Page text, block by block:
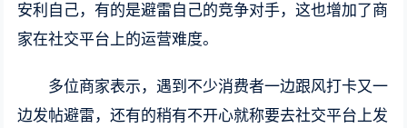
安利自己，有的是避雷自己的竞争对手，这也增加了商
家在社交平台上的运营难度。
多位商家表示，遇到不少消费者一边跟风打卡又一
边发帖避雷，还有的稍有不开心就称要去社交平台上发